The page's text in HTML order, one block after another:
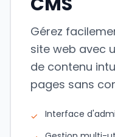
Gérez
site web avec
de contenu
pages sans
✓
Interface